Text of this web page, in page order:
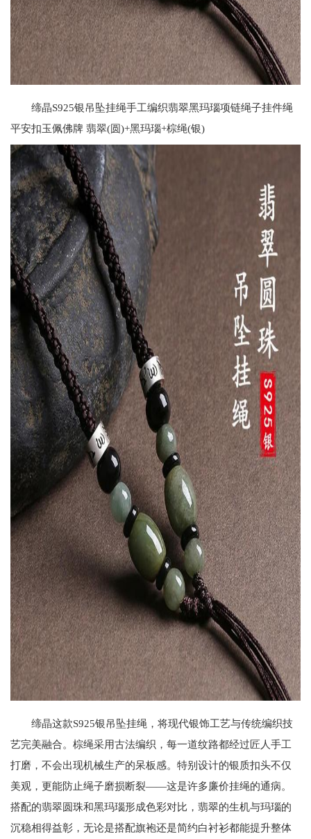
缔晶S925银吊坠挂绳手工编织翡翠黑玛瑙项链绳子挂件绳
平安扣玉佩佛牌 翡翠(圆)+黑玛瑙+棕绳(银)
缔晶这款S925银吊坠挂绳，将现代银饰工艺与传统编织技
艺完美融合。棕绳采用古法编织，每一道纹路都经过匠人手工
打磨，不会出现机械生产的呆板感。特别设计的银质扣头不仅
美观，更能防止绳子磨损断裂——这是许多廉价挂绳的通病。
搭配的翡翠圆珠和黑玛瑙形成色彩对比，翡翠的生机与玛瑙的
沉稳相得益彰，无论是搭配旗袍还是简约白衬衫都能提升整体